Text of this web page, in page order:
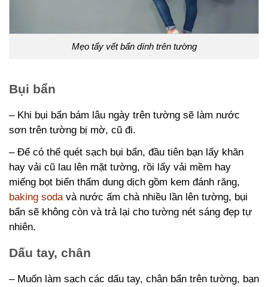
Mẹo tẩy vết bẩn dính trên tường
Bụi bẩn
– Khi bụi bẩn bám lâu ngày trên tường sẽ làm nước
sơn trên tường bị mờ, cũ đi.
– Để có thể quét sạch bụi bẩn, đầu tiên bạn lấy khăn
hay vải cũ lau lên mặt tường, rồi lấy vải mềm hay
miếng bọt biển thấm dung dịch gồm kem đánh răng,
baking soda và nước ấm chà nhiều lần lên tường, bụi
bẩn sẽ không còn và trả lại cho tường nét sáng đẹp tự
nhiên.
Dấu tay, chân
– Muốn làm sạch các dấu tay, chân bẩn trên tường, bạn